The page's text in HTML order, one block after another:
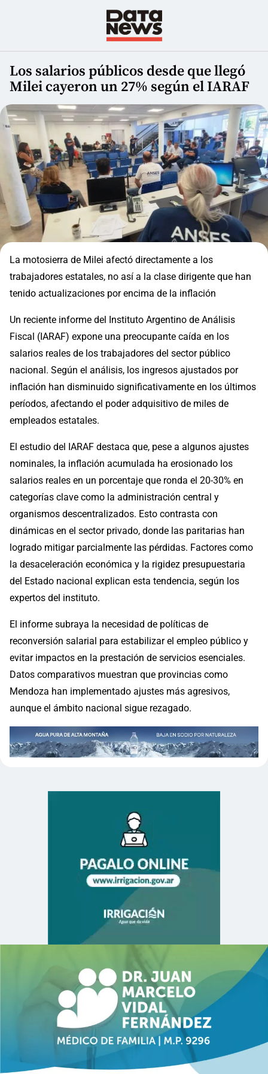
Los salarios públicos desde que llegó
Milei cayeron un 27% según el IARAF
La motosierra de Milei afectó directamente a los
trabajadores estatales, no así a la clase dirigente que han
tenido actualizaciones por encima de la inflación
Un reciente informe del Instituto Argentino de Análisis
Fiscal (IARAF) expone una preocupante caída en los
salarios reales de los trabajadores del sector público
nacional. Según el análisis, los ingresos ajustados por
inflación han disminuido significativamente en los últimos
períodos, afectando el poder adquisitivo de miles de
empleados estatales.
El estudio del IARAF destaca que, pese a algunos ajustes
nominales, la inflación acumulada ha erosionado los
salarios reales en un porcentaje que ronda el 20-30% en
categorías clave como la administración central y
organismos descentralizados. Esto contrasta con
dinámicas en el sector privado, donde las paritarias han
logrado mitigar parcialmente las pérdidas. Factores como
la desaceleración económica y la rigidez presupuestaria
del Estado nacional explican esta tendencia, según los
expertos del instituto.
El informe subraya la necesidad de políticas de
reconversión salarial para estabilizar el empleo público y
evitar impactos en la prestación de servicios esenciales.
Datos comparativos muestran que provincias como
Mendoza han implementado ajustes más agresivos,
aunque el ámbito nacional sigue rezagado.